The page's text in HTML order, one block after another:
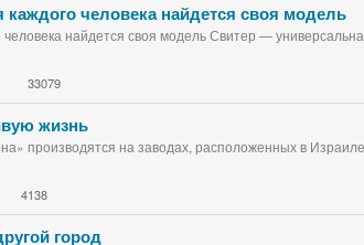
человека найдется своя модель
найдется своя модель Свитер —
33079
жизнь
производятся на заводах, расположенных в
4138
город